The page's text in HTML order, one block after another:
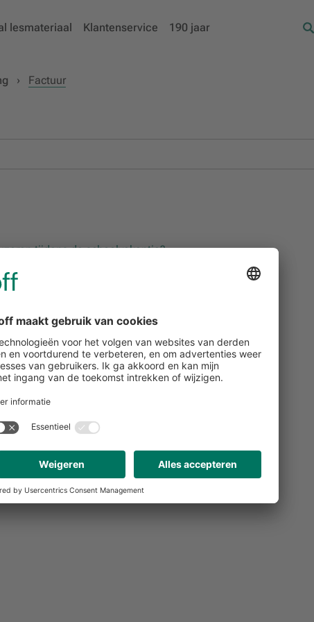
lesmateriaal Klantenservice 190 jaar
› Factuur
tijdens de schoolvakantie?
van de school zetten?
factuur krijgen?
factuur?
of aanmaning?
op een ander e-mailadres krijgen?